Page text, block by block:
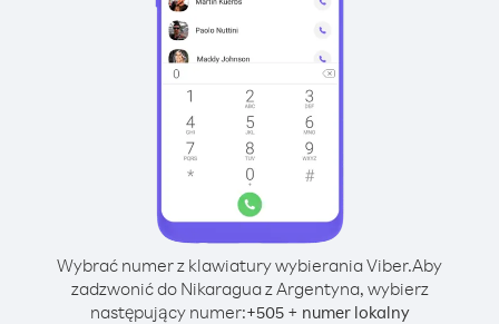
Wybrać numer z klawiatury wybierania Viber.Aby
zadzwonić do Nikaragua z Argentyna, wybierz
następujący numer:+505+ numer lokalny